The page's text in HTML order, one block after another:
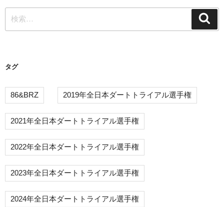
シ
ョ
索:
タグ
86&BRZ 2019年全日本ダートトライアル選手権
2021年全日本ダートトライアル選手権
2022年全日本ダートトライアル選手権
2023年全日本ダートトライアル選手権
2024年全日本ダートトライアル選手権